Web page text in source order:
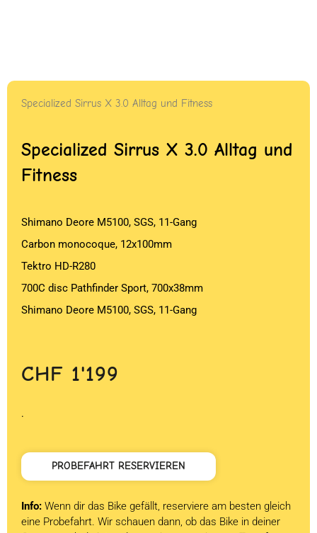
Specialized Sirrus X 3.0 Alltag und Fitness
Specialized Sirrus X 3.0 Alltag und
Fitness
Shimano Deore M5100, SGS, 11-Gang
Carbon monocoque, 12x100mm
Tektro HD-R280
700C disc Pathfinder Sport, 700x38mm
Shimano Deore M5100, SGS, 11-Gang
CHF 1'199
.
PROBEFAHRT RESERVIEREN
Info: Wenn dir das Bike gefällt, reserviere am besten gleich
eine Probefahrt. Wir schauen dann, ob das Bike in deiner